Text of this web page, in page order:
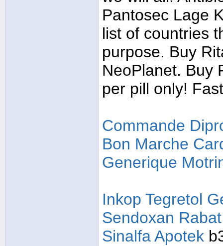
Pantosec Lage
list of countries
purpose. Buy
NeoPlanet. Buy
per pill only!
Commande
Bon Marche
Generique
Inkop Tegretol
Sendoxan Rabat
Sinalfa Apotek